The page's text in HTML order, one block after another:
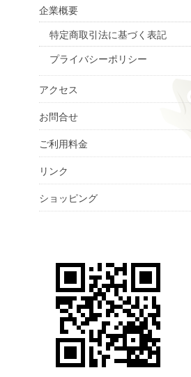
企業概要
特定商取引法に基づく表記
プライバシーポリシー
アクセス
お問合せ
ご利用料金
リンク
ショッピング